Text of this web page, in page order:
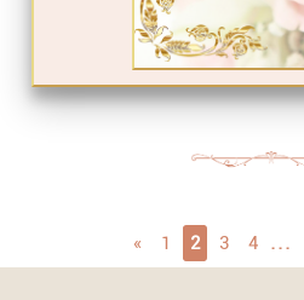
« 1 2 3 4 ...